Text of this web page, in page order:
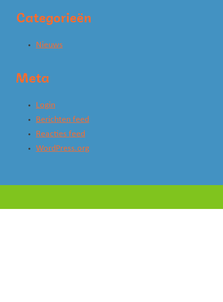
Categorieën
Nieuws
Meta
Login
Berichten feed
Reacties feed
WordPress.org